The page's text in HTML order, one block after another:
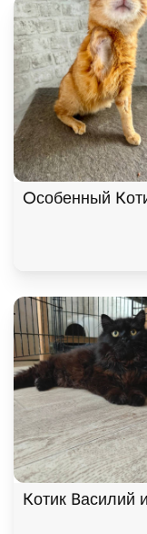
Особенный
Котик Василий